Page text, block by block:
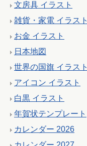
文房具 イラスト
雑貨・家電 イラスト
お金 イラスト
日本地図
世界の国旗 イラスト
アイコン イラスト
白黒 イラスト
年賀状テンプレート
カレンダー 2026